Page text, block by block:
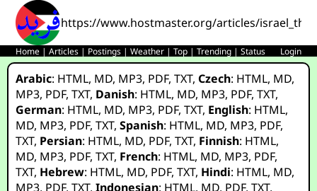
https://www.hostmaster.org/articles/
Home |Articles | Postings |Weather |Top |Trending |Status Login
Arabic: HTML, MD, MP3, PDF,TXT,Czech: HTML, MD,
MP3, PDF,TXT, Danish: HTML, MD, MP3, PDF,TXT,
German: HTML, MD, MP3, PDF,TXT, English: HTML,
MD, MP3, PDF,TXT,Spanish: HTML, MD, MP3, PDF,
TXT, Persian: HTML, MD, PDF,TXT, Finnish: HTML,
MD, MP3, PDF,TXT, French: HTML, MD, MP3, PDF,
TXT, Hebrew: HTML, MD, PDF,TXT, Hindi: HTML, MD,
MP3, PDF,TXT,Indonesian: HTML, MD, PDF,TXT,